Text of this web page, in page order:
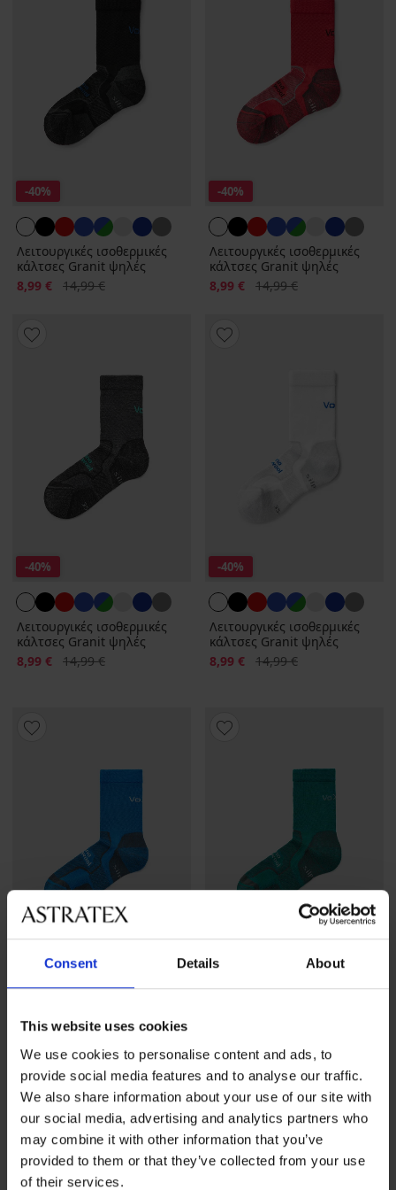
Consent Details About
This website uses cookies
We use cookies to personalise content and ads, to
provide social media features and to analyse our traffic.
We also share information about your use of our site with
our social media, advertising and analytics partners who
may combine it with other information that you’ve
provided to them or that they’ve collected from your use
of their services.
-40%
Λειτουργικές ισοθερμικές
κάλτσες Granit ψηλές
Έκπτωση
8,99 € Αρχική τιμή
14,99 €
-40%
Λειτουργικές ισοθερμικές
κάλτσες Granit ψηλές
Έκπτωση
8,99 € Αρχική τιμή
14,99 €
-40%
Λειτουργικές ισοθερμικές
κάλτσες Granit ψηλές
Έκπτωση
8,99 € Αρχική τιμή
14,99 €
-40%
Λειτουργικές ισοθερμικές
κάλτσες Granit ψηλές
Έκπτωση
8,99 € Αρχική τιμή
14,99 €
-40%
Λειτουργικές ισοθερμικές
κάλτσες Granit ψηλές
Έκπτωση
8,99 €Αρχική τιμή
14,99 €
-40%
Έκπτωση
8,99 € Αρχική τιμή
14,99 €